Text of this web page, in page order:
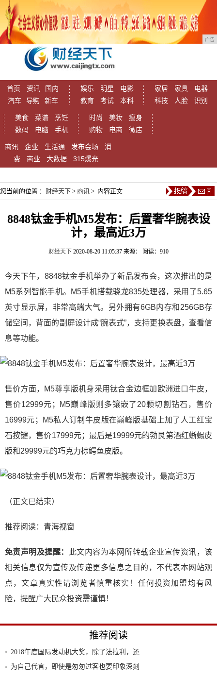
广告
首页 资讯
国内
汽车
导购 新车
娱乐 明星
电影
教育
考试 本科
家居 家具
电器
科技
人脸 识别
美食 菜谱
烹饪
数码
电脑 手机
时尚 美妆
瘦身
购物
电商 微店
商讯 企业 生活通 发布会场
消
费
商业 大数据 315爆光
您当前的位置 ： 财经天下 > 商讯 > 内容正文
8848钛金手机M5发布：后置奢华腕表设
计，最高近3万
财经天下 2020-08-20 11:05:37 来源： 阅读：910
今天下午，8848钛金手机举办了新品发布会，这次推出的是
M5系列智能手机。M5手机搭载骁龙835处理器，采用了5.65
英寸显示屏，非常高端大气。另外拥有6GB内存和256GB存
储空间，背面的副屏设计成“腕表式”，支持更换表盘，查看信
息等功能。
售价方面，M5尊享版机身采用钛合金边框加欧洲进口牛皮，
售价12999元；M5巅峰版则多镶嵌了20颗切割钻石，售价
16999元；M5私人订制牛皮版在巅峰版基础上加了人工红宝
石按键，售价17999元；最后是19999元的勃艮第酒红蜥蜴皮
版和29999元的巧克力棕鳄鱼皮版。
（正文已结束）
推荐阅读： 青海视窗
免责声明及提醒：
此文内容为本网所转载企业宣传资讯，该
相关信息仅为宣传及传递更多信息之目的，不代表本网站观
点，文章真实性请浏览者慎重核实！任何投资加盟均有风
险，提醒广大民众投资需谨慎！
推荐阅读
2018年度国际发动机大奖，除了法拉利，还
有
为自己代言，即使是匆匆过客也要印象深刻